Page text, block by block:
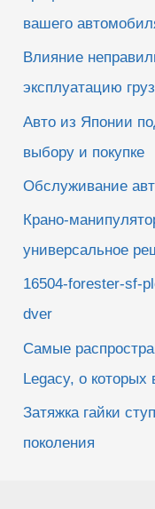
вашего
Влияние
эксплуатацию
Авто из Японии
выбору и покупке
Обслуживание
Крано-
универсальное
16504-forester-sf-
dver
Самые
Legacy, о
Затяжка гайки
поколения